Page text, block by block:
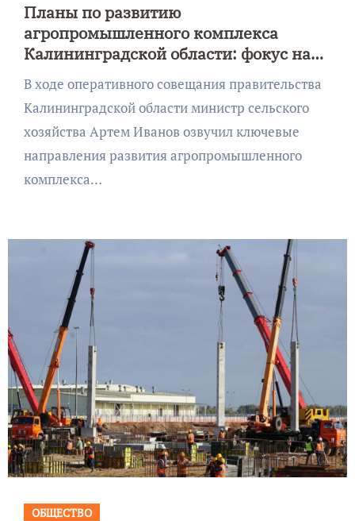
Планы по развитию
агропромышленного комплекса
Калининградской области: фокус на
продовольственную безопасность и
поддержку предпринимательства
В ходе оперативного совещания правительства
Калининградской области министр сельского
хозяйства Артем Иванов озвучил ключевые
направления развития агропромышленного
комплекса…
ОБЩЕСТВО